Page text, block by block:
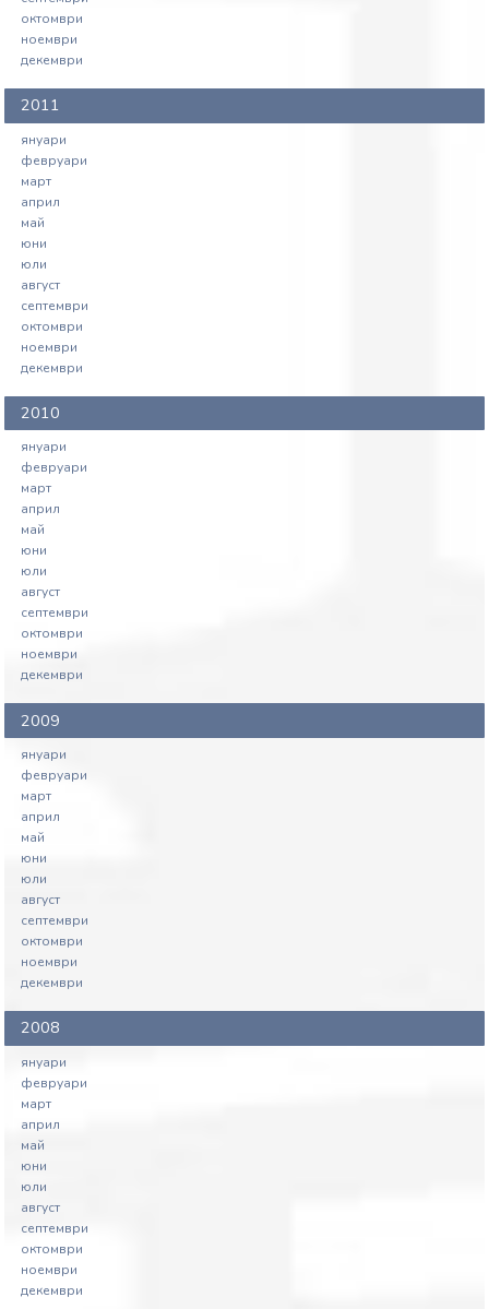
октомври
ноември
декември
2011
януари
февруари
март
април
май
юни
юли
август
септември
октомври
ноември
декември
2010
януари
февруари
март
април
май
юни
юли
август
септември
октомври
ноември
декември
2009
януари
февруари
март
април
май
юни
юли
август
септември
октомври
ноември
декември
2008
януари
февруари
март
април
май
юни
юли
август
септември
октомври
ноември
декември